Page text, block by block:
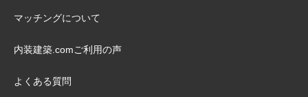
マッチングについて
内装建築.comご利用の声
よくある質問